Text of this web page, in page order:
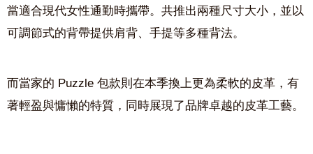
當適合現代女性通勤時攜帶。共推出兩種尺寸大小，並以
可調節式的背帶提供肩背、手提等多種背法。
而當家的 Puzzle 包款則在本季換上更為柔軟的皮革，有
著輕盈與慵懶的特質，同時展現了品牌卓越的皮革工藝。